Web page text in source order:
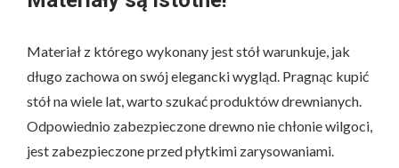
Materiał z którego wykonany jest stół warunkuje, jak
długo zachowa on swój elegancki wygląd. Pragnąc kupić
stół na wiele lat, warto szukać produktów drewnianych.
Odpowiednio zabezpieczone drewno nie chłonie wilgoci,
jest zabezpieczone przed płytkimi zarysowaniami.